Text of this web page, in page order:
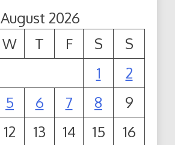
August 2026
W T F S
S
1
2
5 6 7 8
9
12 13 14 15
16